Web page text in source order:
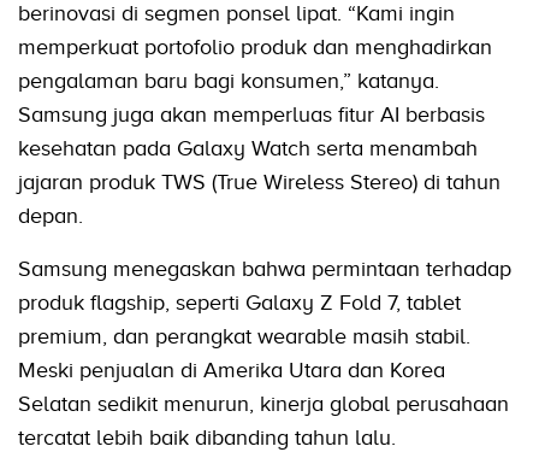
berinovasi di segmen ponsel lipat. “Kami ingin
memperkuat portofolio produk dan menghadirkan
pengalaman baru bagi konsumen,” katanya.
Samsung juga akan memperluas fitur AI berbasis
kesehatan pada Galaxy Watch serta menambah
jajaran produk TWS (True Wireless Stereo) di tahun
depan.
Samsung menegaskan bahwa permintaan terhadap
produk flagship, seperti Galaxy Z Fold 7, tablet
premium, dan perangkat wearable masih stabil.
Meski penjualan di Amerika Utara dan Korea
Selatan sedikit menurun, kinerja global perusahaan
tercatat lebih baik dibanding tahun lalu.